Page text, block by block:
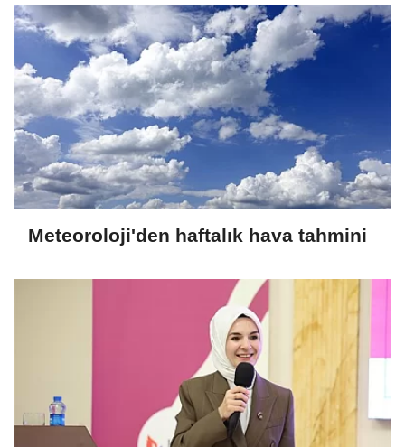
Meteoroloji'den haftalık hava tahmini